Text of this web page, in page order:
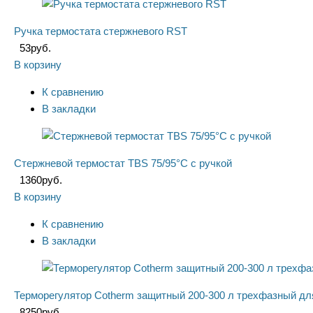
Ручка термостата стержневого RST
53руб.
В корзину
К сравнению
В закладки
Стержневой термостат TBS 75/95°С с ручкой
1360руб.
В корзину
К сравнению
В закладки
Терморегулятор Cotherm защитный 200-300 л трехфазный